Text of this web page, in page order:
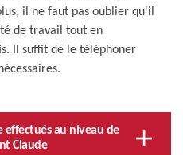
il ne faut pas oublier qu'il
de travail tout en
Il suffit de le téléphoner
effectués au niveau de
Claude